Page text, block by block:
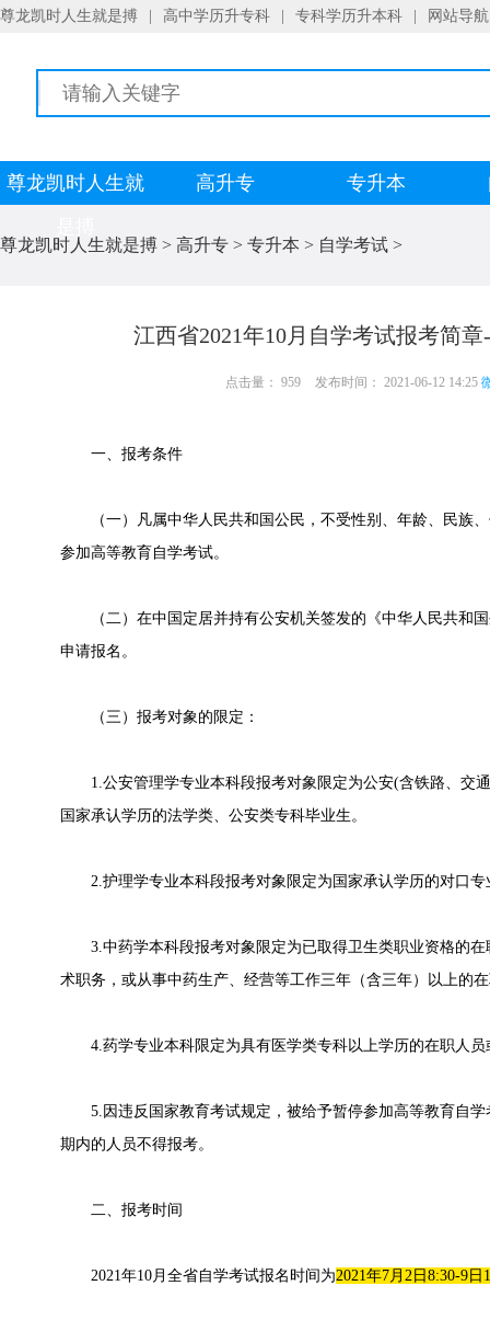
尊龙凯时人生就是搏 高中学历升专科 专科学历升本科 网站导航
尊龙凯时人生就
高升专 专升本
尊龙凯时人生就是搏 > 高升专 > 专升本 > 自学考试 >
江西省2021年10月自学考试报考简
点击量： 959 发布时间： 2021-06-12 14:25
一、报考条件
（一）凡属中华人民共和国公民，不受性别、年龄、民族、
参加高等教育自学考试。
（二）在中国定居并持有公安机关签发的《中华人民共和国
申请报名。
（三）报考对象的限定：
1.公安管理学专业本科段报考对象限定为公安(含铁路、交
国家承认学历的法学类、公安类专科毕业生。
2.护理学专业本科段报考对象限定为国家承认学历的对口专
3.中药学本科段报考对象限定为已取得卫生类职业资格的在
术职务，或从事中药生产、经营等工作三年（含三年）以上的
4.药学专业本科限定为具有医学类专科以上学历的在职人员
5.因违反国家教育考试规定，被给予暂停参加高等教育自学
期内的人员不得报考。
二、报考时间
2021年10月全省自学考试报名时间为2021年7月2日8:30-9日